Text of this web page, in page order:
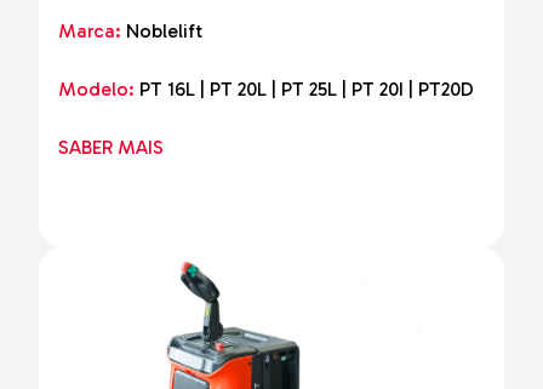
Marca: Noblelift
Modelo: PT 16L | PT 20L | PT 25L | PT 20I | PT20D
SABER MAIS